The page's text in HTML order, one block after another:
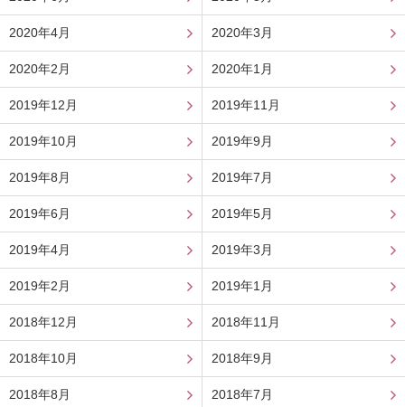
2020年4月 2020年3月
2020年2月 2020年1月
2019年12月 2019年11月
2019年10月 2019年9月
2019年8月 2019年7月
2019年6月 2019年5月
2019年4月 2019年3月
2019年2月 2019年1月
2018年12月 2018年11月
2018年10月 2018年9月
2018年8月 2018年7月